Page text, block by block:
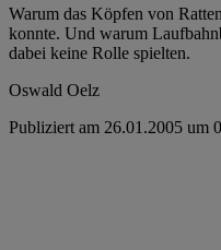
Warum das Köpfen von
konnte. Und warum
dabei keine Rolle spielten.
Oswald Oelz
Publiziert am 26.01.2005 um